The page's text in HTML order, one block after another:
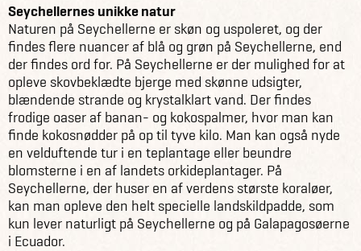
Seychellernes unikke natur
Naturen på Seychellerne er skøn og uspoleret, og der
findes flere nuancer af blå og grøn på Seychellerne, end
der findes ord for. På Seychellerne er der mulighed for at
opleve skovbeklædte bjerge med skønne udsigter,
blændende strande og krystalklart vand. Der findes
frodige oaser af banan- og kokospalmer, hvor man kan
finde kokosnødder på op til tyve kilo. Man kan også nyde
en velduftende tur i en teplantage eller beundre
blomsterne i en af landets orkideplantager. På
Seychellerne, der huser en af verdens største koraløer,
kan man opleve den helt specielle landskildpadde, som
kun lever naturligt på Seychellerne og på Galapagosøerne
i Ecuador.